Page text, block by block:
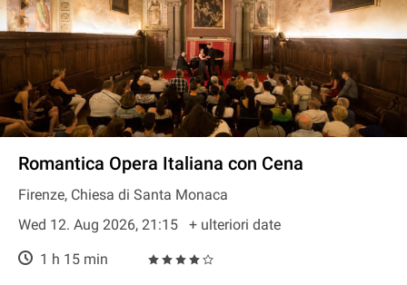
Romantica Opera Italiana con Cena
Firenze, Chiesa di Santa Monaca
Wed 12. Aug 2026, 21:15
+ ulteriori date
1 h 15 min